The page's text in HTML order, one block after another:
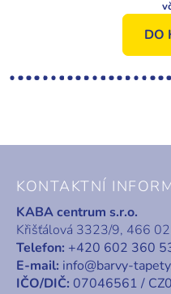
DO
KONTAKTNÍ
KABA centrum s.r.o.
Křišťálová 3323/9, 466 02
Telefon: +420 602 360
E-mail: info@barvy-
IČO/DIČ: 07046561 /